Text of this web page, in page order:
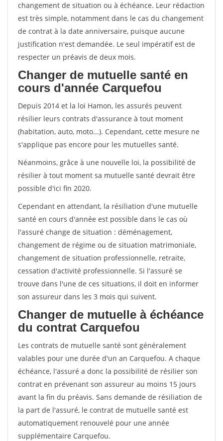
changement de situation ou à échéance. Leur rédaction
est très simple, notamment dans le cas du changement
de contrat à la date anniversaire, puisque aucune
justification n'est demandée. Le seul impératif est de
respecter un préavis de deux mois.
Changer de mutuelle santé en
cours d'année Carquefou
Depuis 2014 et la loi Hamon, les assurés peuvent
résilier leurs contrats d'assurance à tout moment
(habitation, auto, moto...). Cependant, cette mesure ne
s'applique pas encore pour les mutuelles santé.
Néanmoins, grâce à une nouvelle loi, la possibilité de
résilier à tout moment sa mutuelle santé devrait être
possible d'ici fin 2020.
Cependant en attendant, la résiliation d'une mutuelle
santé en cours d'année est possible dans le cas où
l'assuré change de situation : déménagement,
changement de régime ou de situation matrimoniale,
changement de situation professionnelle, retraite,
cessation d'activité professionnelle. Si l'assuré se
trouve dans l'une de ces situations, il doit en informer
son assureur dans les 3 mois qui suivent.
Changer de mutuelle à échéance
du contrat Carquefou
Les contrats de mutuelle santé sont généralement
valables pour une durée d'un an Carquefou. A chaque
échéance, l'assuré a donc la possibilité de résilier son
contrat en prévenant son assureur au moins 15 jours
avant la fin du préavis. Sans demande de résiliation de
la part de l'assuré, le contrat de mutuelle santé est
automatiquement renouvelé pour une année
supplémentaire Carquefou.